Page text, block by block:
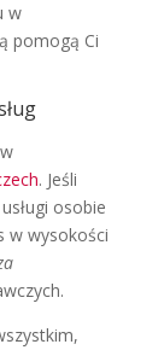
w
pomogą Ci
. Jeśli
osobie
w wysokości